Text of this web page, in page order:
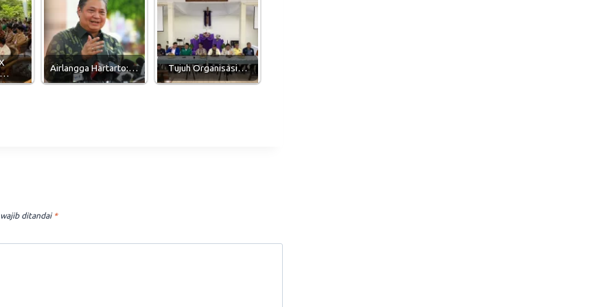
Airlangga Hartarto:… Tujuh Organisasi…
wajib ditandai *